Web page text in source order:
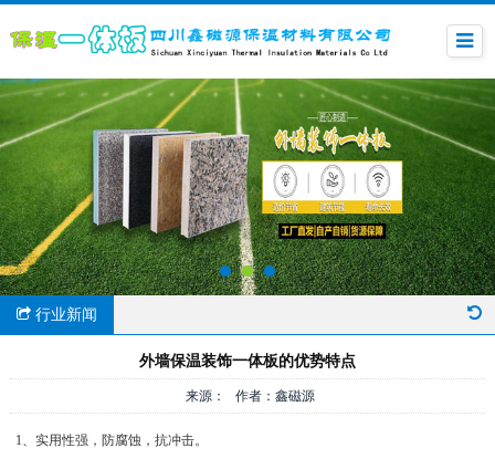
行业新闻
外墙保温装饰一体板的优势特点
来源： 作者：鑫磁源
1、实用性强，防腐蚀，抗冲击。